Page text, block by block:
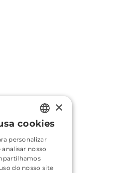
PORTUGUESE
ENGLISH
FRENCH
×
cookies
personalizar
nosso
do nosso site